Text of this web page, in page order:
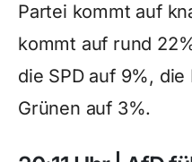
Partei kommt auf
kommt auf rund
die SPD auf 9%,
Grünen auf 3%.